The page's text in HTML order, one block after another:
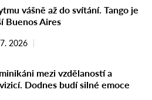
vášně až do svítání. Tango je
Buenos Aires
2026
mezi vzdělaností a
Dodnes budí silné emoce